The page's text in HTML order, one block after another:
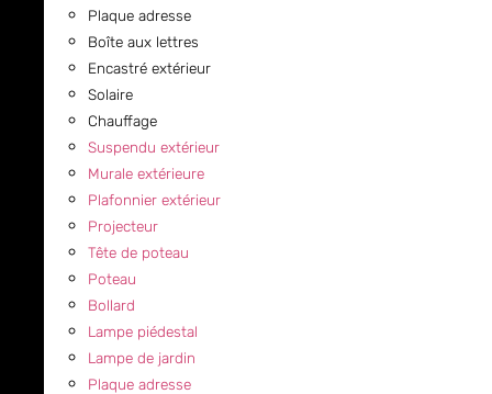
Plaque adresse
Boîte aux lettres
Encastré extérieur
Solaire
Chauffage
Suspendu extérieur
Murale extérieure
Plafonnier extérieur
Projecteur
Tête de poteau
Poteau
Bollard
Lampe piédestal
Lampe de jardin
Plaque adresse